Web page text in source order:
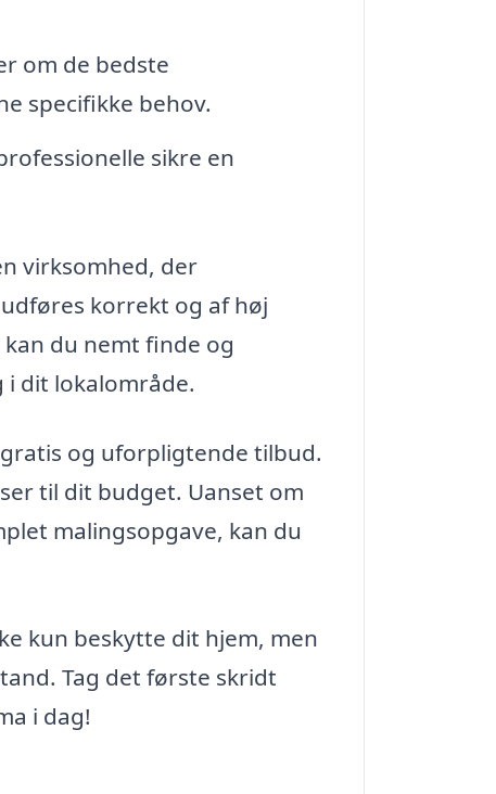
om de bedste
specifikke behov.
sikre en
virksomhed, der
korrekt og af høj
du nemt finde og
dit lokalområde.
og uforpligtende tilbud.
til dit budget. Uanset om
malingsopgave, kan du
kun beskytte dit hjem, men
Tag det første skridt
i dag!